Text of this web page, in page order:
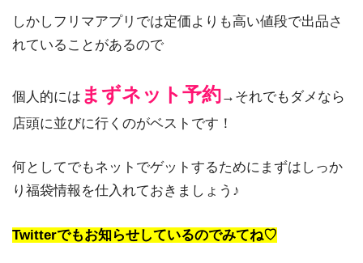
しかしフリマアプリでは定価よりも高い値段で出品さ
れていることがあるので
個人的には まずネット予約→それでもダメなら
店頭に並びに行くのがベストです！
何としてでもネットでゲットするためにまずはしっか
り福袋情報を仕入れておきましょう♪
Twitterでもお知らせしているのでみてね♡